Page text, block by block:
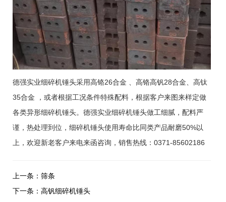
德强实业细碎机锤头采用高铬26合金 、高铬高钒28合金、高钛
35合金 ，或者根据工况条件特殊配料，根据客户来图来样定做
各类异形细碎机锤头。德强实业细碎机锤头做工细腻，配料严
谨，热处理到位，细碎机锤头使用寿命比同类产品耐磨50%以
上，欢迎新老客户来电来函咨询，销售热线：0371-85602186
上一条： 筛条
下一条： 高钒细碎机锤头